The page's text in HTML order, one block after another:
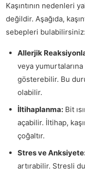
Kaşıntının nedenleri
değildir. Aşağıda,
sebepleri bulabilirsiniz:
Allerjik
veya
gösterebilir. Bu
olabilir.
İltihaplanma: Bit
açabilir. İltihap,
çoğaltır.
Stres ve
artırabilir. Stresli